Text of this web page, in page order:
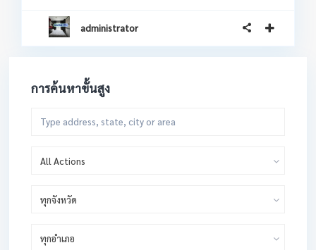
administrator
การค้นหาขั้นสูง
All Actions
ทุกจังหวัด
ทุกอำเภอ